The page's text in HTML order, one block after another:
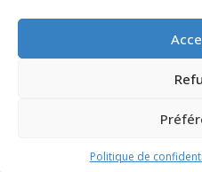
Politique de
Lire et voir
©Gironde Avenir-